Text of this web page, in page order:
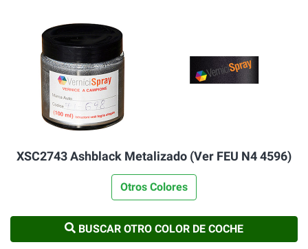
XSC2743 Ashblack Metalizado (Ver FEU N4 4596)
Otros Colores
BUSCAR OTRO COLOR DE COCHE